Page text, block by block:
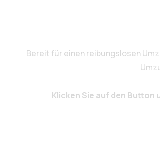
Bereit für einen reibungslosen
Klicken Sie auf den Button